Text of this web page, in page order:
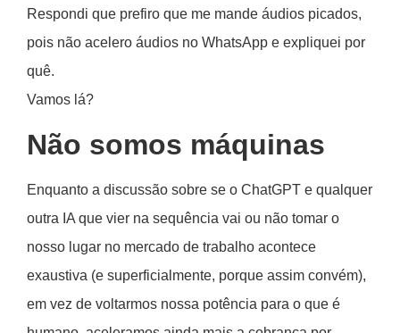
Respondi que prefiro que me mande áudios picados,
pois não acelero áudios no WhatsApp e expliquei por
quê.
Vamos lá?
Não somos máquinas
Enquanto a discussão sobre se o ChatGPT e qualquer
outra IA que vier na sequência vai ou não tomar o
nosso lugar no mercado de trabalho acontece
exaustiva (e superficialmente, porque assim convém),
em vez de voltarmos nossa potência para o que é